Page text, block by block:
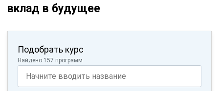
вклад в будущее
Подобрать курс
Найдено 157 программ